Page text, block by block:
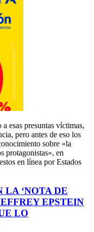
esas presuntas víctimas,
pero antes de eso los
sobre «la
protagonistas», en
en línea por Estados
LA ‘NOTA DE
EPSTEIN
LO